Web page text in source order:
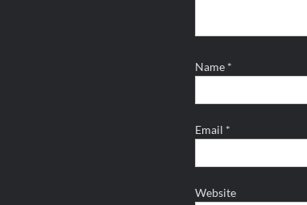
Name *
Email *
Website